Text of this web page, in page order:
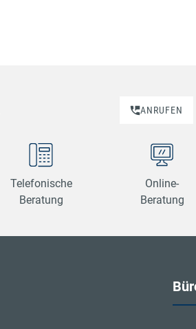
ANRUFEN
Telefonische
Beratung
Online-
Beratung